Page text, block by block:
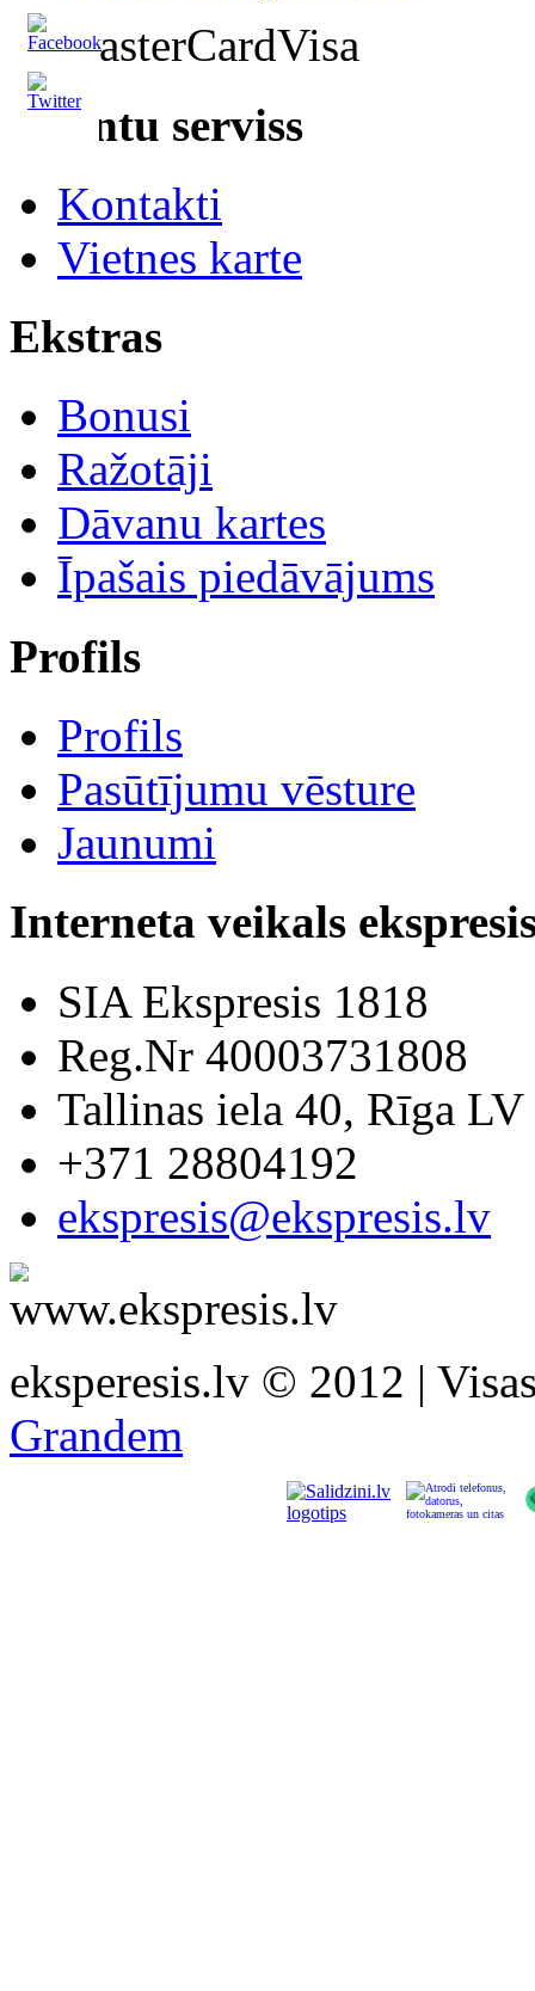
Klientu serviss
Kontakti
Vietnes karte
Ekstras
Bonusi
Ražotāji
Dāvanu kartes
Īpašais piedāvājums
Profils
Profils
Pasūtījumu vēsture
Jaunumi
Interneta veikals
SIA Ekspresis 1818
Reg.Nr 40003731808
Tallinas iela 40, Rīga LV
+371 28804192
ekspresis@ekspresis.lv
eksperesis.lv © 2012 |
Grandem